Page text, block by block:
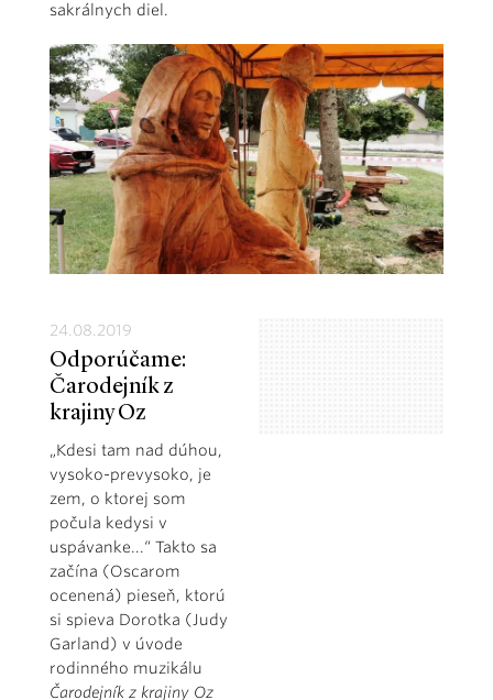
sakrálnych diel.
24.08.2019
Odporúčame:
Čarodejník z
krajiny Oz
„Kdesi tam nad dúhou,
vysoko-prevysoko, je
zem, o ktorej som
počula kedysi v
uspávanke...“ Takto sa
začína (Oscarom
ocenená) pieseň, ktorú
si spieva Dorotka (Judy
Garland) v úvode
rodinného muzikálu
Čarodejník z krajiny Oz